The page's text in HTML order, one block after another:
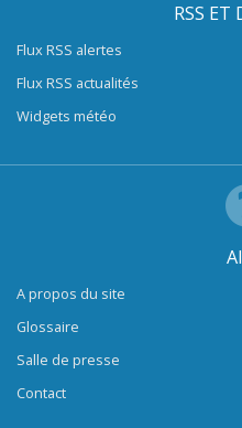
RSS ET
Flux RSS alertes
Flux RSS actualités
Widgets météo
A propos du site
Glossaire
Salle de presse
Contact